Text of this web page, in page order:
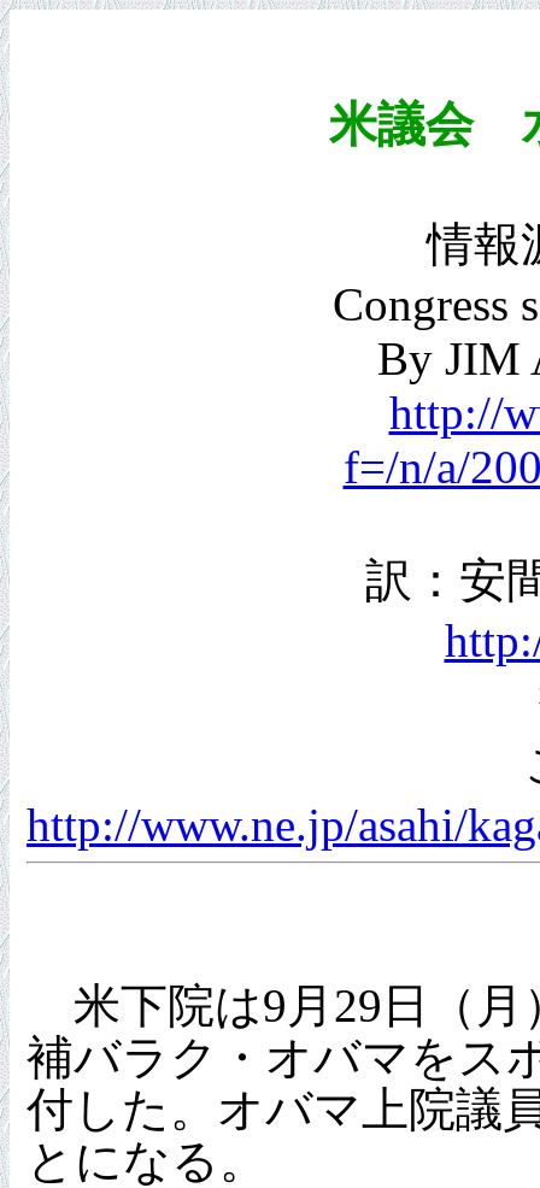
米議会
情報
Congress
By JIM
http://
f=/n/a/
訳：安
http://www.ne.jp/asahi/
米下院は9月29日（月
補バラク・オバマをス
付した。オバマ上院議
とになる。